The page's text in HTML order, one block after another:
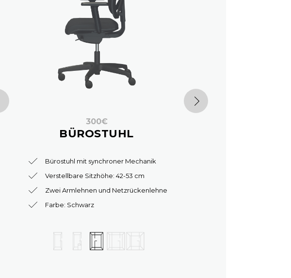
300€
BÜROSTUHL
Bürostuhl mit synchroner Mechanik
Verstellbare Sitzhöhe: 42-53 cm
Zwei Armlehnen und Netzrückenlehne
Farbe: Schwarz